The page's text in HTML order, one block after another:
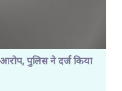
पुलिस ने दर्ज किया